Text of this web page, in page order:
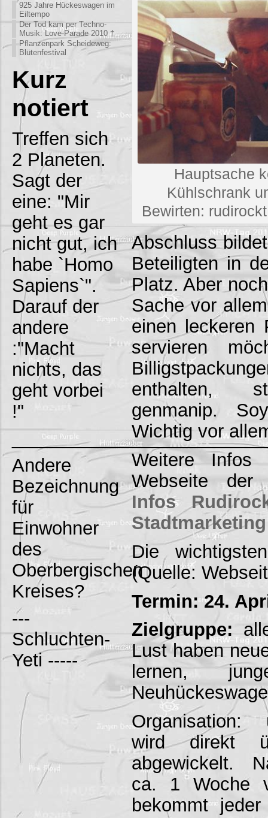
925 Jahre Hückeswagen im
Eiltempo
Der Tod kam per Techno-
Musik: Love-Parade 2010 †
Pflanzenpark Scheideweg:
Blütenfestival
Kurz
notiert
Treffen sich
2 Planeten.
Sagt der
eine: "Mir
geht es gar
nicht gut, ich
habe `Homo
Sapiens`".
Darauf der
andere
:"Macht
nichts, das
geht vorbei
!"
Andere
Bezeichnung
für
Einwohner
des
Oberbergischen
Kreises?
---
Schluchten-
Yeti -----
Hauptsache
Kühlschrank
Bewirten:
Abschluss
Beteiligten in
Platz. Aber
Sache vor
einen leckeren
servieren
enthalten,
genmanip.
Wichtig vor
Weitere
Webseite der
Infos
Die
(Quelle:
Termin: 24.
Zielgruppe:
Lust haben
lernen,
Organisation:
wird direkt
abgewickelt.
ca. 1 Woche
bekommt